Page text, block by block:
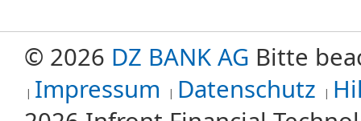
© 2026 DZ BANK AG Bitte
Impressum
Datenschutz